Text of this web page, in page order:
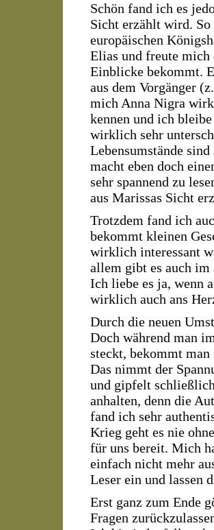
Schön fand ich es
Sicht erzählt wird.
europäischen
Elias und freute mich
Einblicke bekommt.
aus dem Vorgänger
mich Anna Nigra
kennen und ich
wirklich sehr
Lebensumstände
macht eben doch
sehr spannend zu
aus Marissas Sicht
Trotzdem fand ich
bekommt kleinen
wirklich interessant
allem gibt es auch im
Ich liebe es ja, wenn
wirklich auch ans
Durch die neuen
Doch während man
steckt, bekommt
Das nimmt der
und gipfelt
anhalten, denn die
fand ich sehr
Krieg geht es nie
für uns bereit. Mich
einfach nicht mehr
Leser ein und lassen
Erst ganz zum Ende
Fragen